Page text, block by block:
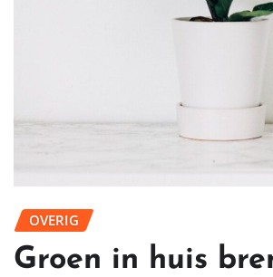
OVERIG
Groen in huis